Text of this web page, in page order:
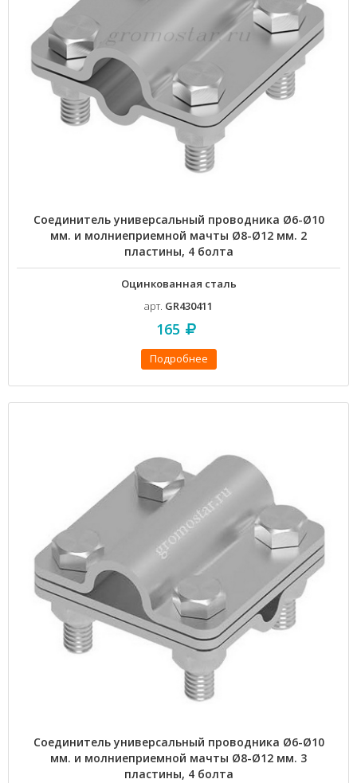
Соединитель универсальный проводника Ø6-Ø10
мм. и молниеприемной мачты Ø8-Ø12 мм. 2
пластины, 4 болта
Оцинкованная сталь
арт. GR430411
165
Подробнее
Соединитель универсальный проводника Ø6-Ø10
мм. и молниеприемной мачты Ø8-Ø12 мм. 3
пластины, 4 болта